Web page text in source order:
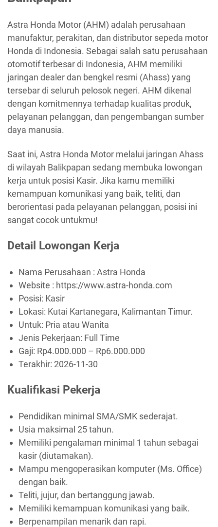
Astra Honda Motor (AHM) adalah perusahaan
manufaktur, perakitan, dan distributor sepeda motor
Honda di Indonesia. Sebagai salah satu perusahaan
otomotif terbesar di Indonesia, AHM memiliki
jaringan dealer dan bengkel resmi (Ahass) yang
tersebar di seluruh pelosok negeri. AHM dikenal
dengan komitmennya terhadap kualitas produk,
pelayanan pelanggan, dan pengembangan sumber
daya manusia.
Saat ini, Astra Honda Motor melalui jaringan Ahass
di wilayah Balikpapan sedang membuka lowongan
kerja untuk posisi Kasir. Jika kamu memiliki
kemampuan komunikasi yang baik, teliti, dan
berorientasi pada pelayanan pelanggan, posisi ini
sangat cocok untukmu!
Detail Lowongan Kerja
Nama Perusahaan : Astra Honda
Website : https://www.astra-honda.com
Posisi: Kasir
Lokasi: Kutai Kartanegara, Kalimantan Timur.
Untuk: Pria atau Wanita
Jenis Pekerjaan: Full Time
Gaji: Rp4.000.000 – Rp6.000.000
Terakhir: 2026-11-30
Kualifikasi Pekerja
Pendidikan minimal SMA/SMK sederajat.
Usia maksimal 25 tahun.
Memiliki pengalaman minimal 1 tahun sebagai
kasir (diutamakan).
Mampu mengoperasikan komputer (Ms. Office)
dengan baik.
Teliti, jujur, dan bertanggung jawab.
Memiliki kemampuan komunikasi yang baik.
Berpenampilan menarik dan rapi.